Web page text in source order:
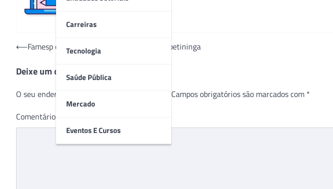
Carreiras
Tecnologia
Saúde Pública
Mercado
Eventos E Cursos
Navegação
Post
⟵Famesp contrata telefonista para AME Itapetininga
Deixe um comentário
O seu endereço de e-mail não será publicado. Campos obrigatórios são marcados com *
Comentário